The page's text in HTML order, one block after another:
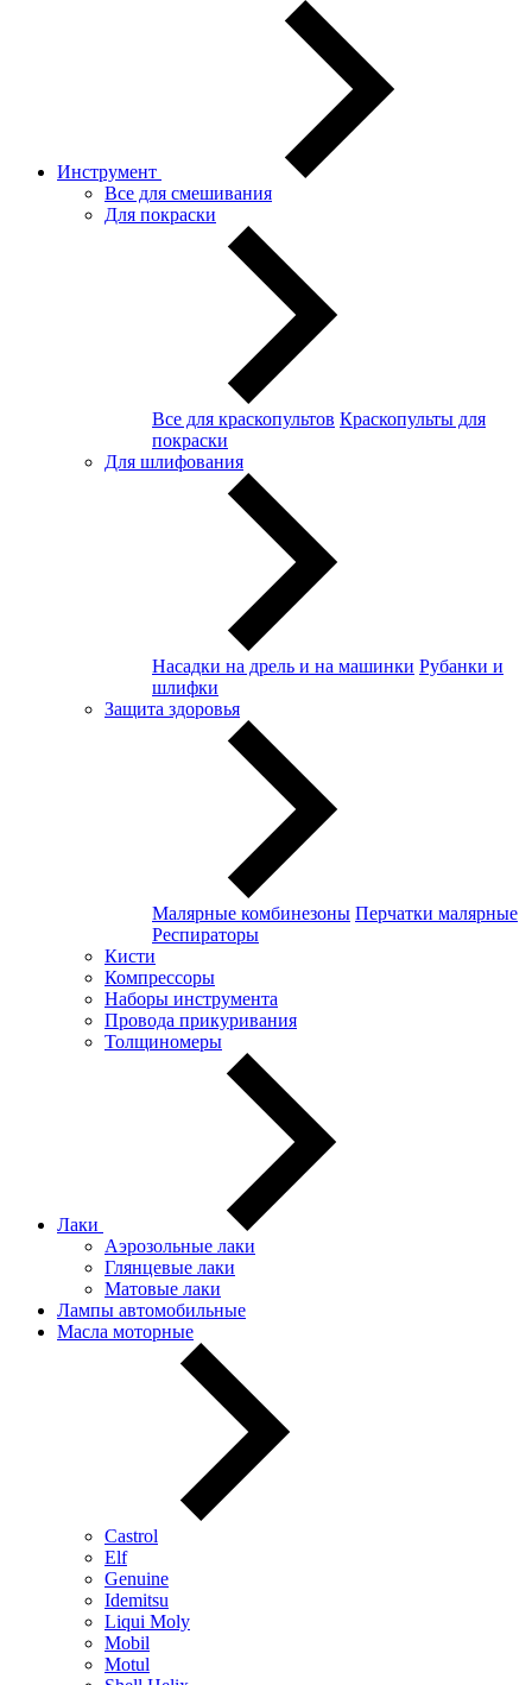
Инструмент
Все для смешивания
Для покраски
Все для краскопультов Краскопульты для
покраски
Для шлифования
Насадки на дрель и на машинки Рубанки и
шлифки
Защита здоровья
Малярные комбинезоны Перчатки малярные
Респираторы
Кисти
Компрессоры
Наборы инструмента
Провода прикуривания
Толщиномеры
Лаки
Аэрозольные лаки
Глянцевые лаки
Матовые лаки
Лампы автомобильные
Масла моторные
Castrol
Elf
Genuine
Idemitsu
Liqui Moly
Mobil
Motul